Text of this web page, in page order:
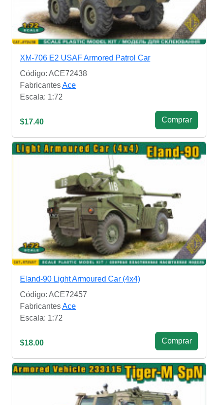
XM-706 E2 USAF Armored Patrol Car
Código: ACE72438
FabricantesAce
Escala: 1:72
$17.40 Сomprar
Eland-90 Light Armoured Car (4x4)
Código: ACE72457
FabricantesAce
Escala: 1:72
$18.00 Сomprar